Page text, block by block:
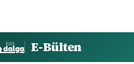
E-Bülten